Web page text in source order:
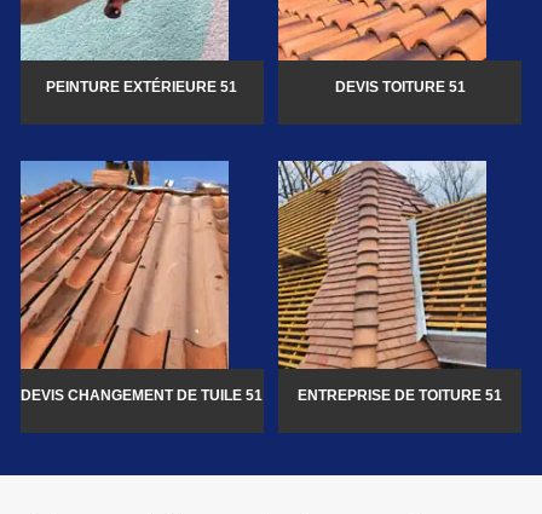
PEINTURE EXTÉRIEURE 51 DEVIS TOITURE 51
DEVIS CHANGEMENT DE TUILE 51 ENTREPRISE DE TOITURE 51